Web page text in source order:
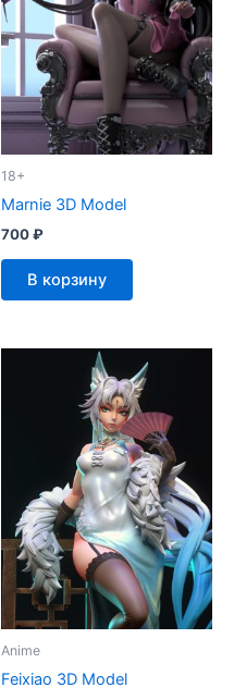
18+
Marnie 3D Model
700₽
В корзину
Anime
Feixiao 3D Model